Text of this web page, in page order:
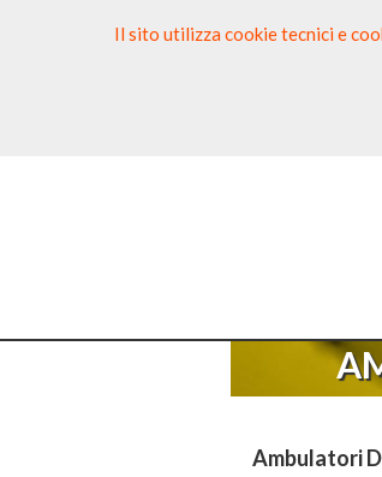
Ambulatori
Il sito utilizza cookie tecnici e